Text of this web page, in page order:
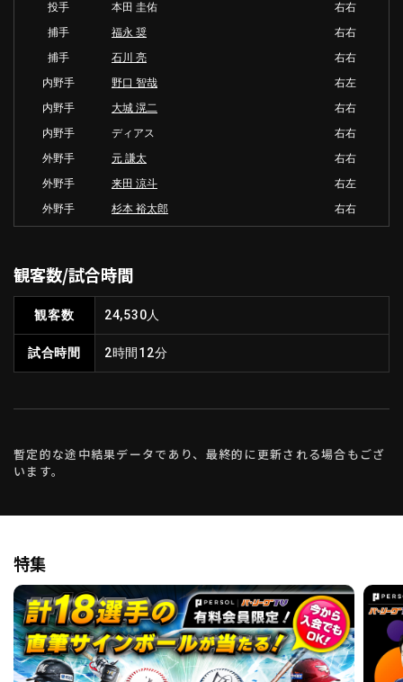
投手
本田 圭佑
右右
捕手
福永 奨
右右
捕手
石川 亮
右右
内野手
野口 智哉
右左
内野手
大城 滉二
右右
内野手
ディアス
右右
外野手
元 謙太
右右
外野手
来田 涼斗
右左
外野手
杉本 裕太郎 右右
観客数/試合時間
観客数 24,530人
試合時間 2時間12分
暫定的な途中結果データであり、最終的に更新される場合もござ
います。
特集